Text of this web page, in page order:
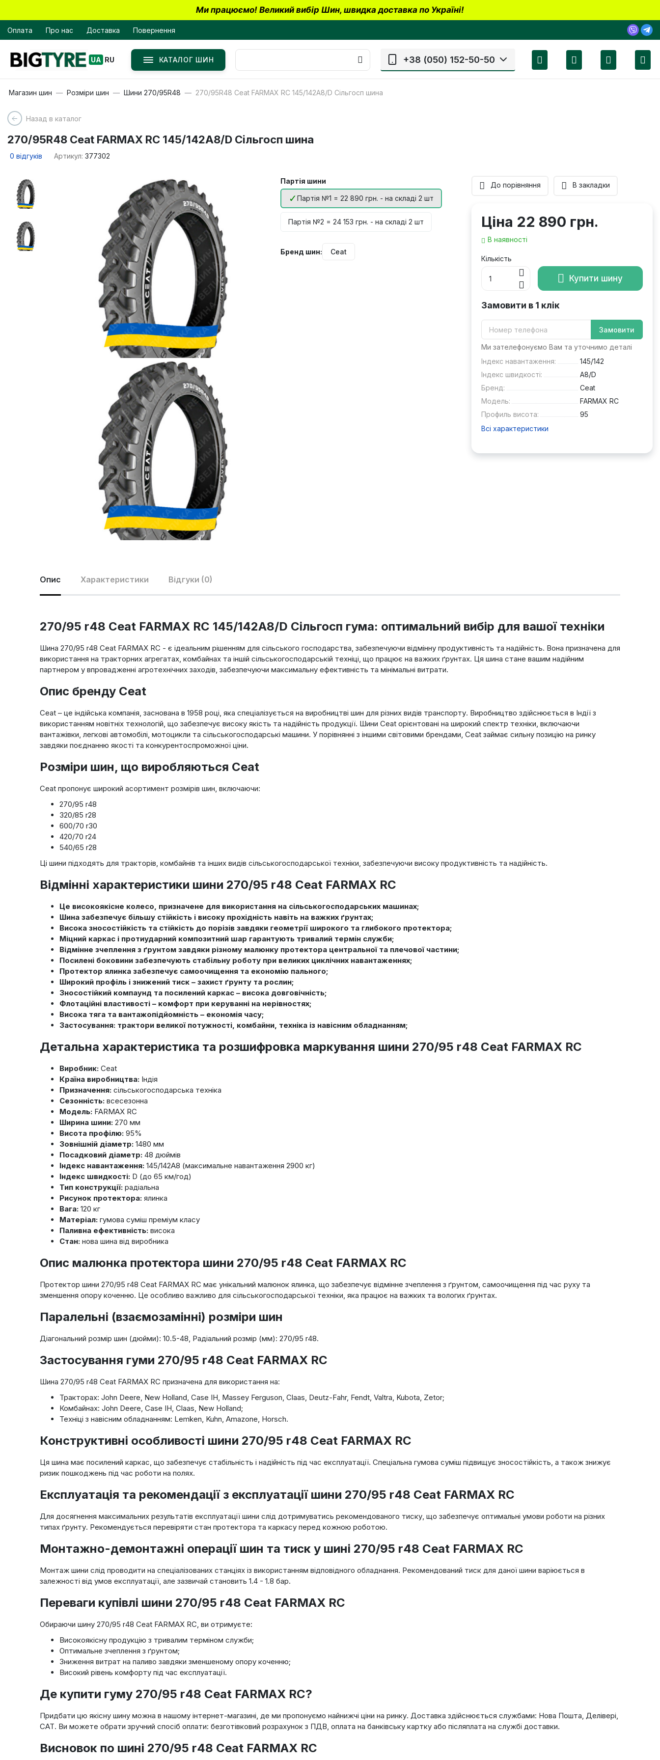
Ми працюємо! Великий вибір Шин, швидка доставка по Україні!
Оплата Про нас Доставка Повернення
UA RU КАТАЛОГ ШИН +38 (050) 152-50-50
Магазин шин Розміри шин Шини 270/95R48 270/95R48 Ceat FARMAX RC 145/142A8/D Сільгосп шина
Назад в каталог
270/95R48 Ceat FARMAX RC 145/142A8/D Сільгосп шина
0 відгуків Артикул: 377302
Партія шини
Партія №1 = 22 890 грн. - на складі 2 шт
Партія №2 = 24 153 грн. - на складі 2 шт
Бренд шин: Ceat
До порівняння В закладки
Ціна 22 890 грн.
В наявності
Кількість
Купити шину
Замовити в 1 клік
Замовити
Ми зателефонуємо Вам та уточнимо деталі
Індекс навантаження:
145/142
Індекс швидкості:
A8/D
Бренд:
Ceat
Модель:
FARMAX RC
Профиль висота:
95
Всі характеристики
Опис Характеристики Відгуки (0)
270/95 r48 Ceat FARMAX RC 145/142A8/D Сільгосп гума: оптимальний вибір для вашої техніки
Шина 270/95 r48 Ceat FARMAX RC - є ідеальним рішенням для сільського господарства, забезпечуючи відмінну продуктивність та надійність. Вона призначена для
використання на тракторних агрегатах, комбайнах та іншій сільськогосподарській техніці, що працює на важких ґрунтах. Ця шина стане вашим надійним
партнером у впровадженні агротехнічних заходів, забезпечуючи максимальну ефективність та мінімальні витрати.
Опис бренду Ceat
Ceat – це індійська компанія, заснована в 1958 році, яка спеціалізується на виробництві шин для різних видів транспорту. Виробництво здійснюється в Індії з
використанням новітніх технологій, що забезпечує високу якість та надійність продукції. Шини Ceat орієнтовані на широкий спектр техніки, включаючи
вантажівки, легкові автомобілі, мотоцикли та сільськогосподарські машини. У порівнянні з іншими світовими брендами, Ceat займає сильну позицію на ринку
завдяки поєднанню якості та конкурентоспроможної ціни.
Розміри шин, що виробляються Ceat
Ceat пропонує широкий асортимент розмірів шин, включаючи:
270/95 r48
320/85 r28
600/70 r30
420/70 r24
540/65 r28
Ці шини підходять для тракторів, комбайнів та інших видів сільськогосподарської техніки, забезпечуючи високу продуктивність та надійність.
Відмінні характеристики шини 270/95 r48 Ceat FARMAX RC
Це високоякісне колесо, призначене для використання на сільськогосподарських машинах;
Шина забезпечує більшу стійкість і високу прохідність навіть на важких ґрунтах;
Висока зносостійкість та стійкість до порізів завдяки геометрії широкого та глибокого протектора;
Міцний каркас і протиударний композитний шар гарантують тривалий термін служби;
Відмінне зчеплення з ґрунтом завдяки різному малюнку протектора центральної та плечової частини;
Посилені боковини забезпечують стабільну роботу при великих циклічних навантаженнях;
Протектор ялинка забезпечує самоочищення та економію пального;
Широкий профіль і знижений тиск – захист ґрунту та рослин;
Зносостійкий компаунд та посилений каркас – висока довговічність;
Флотаційні властивості – комфорт при керуванні на нерівностях;
Висока тяга та вантажопідйомність – економія часу;
Застосування: трактори великої потужності, комбайни, техніка із навісним обладнанням;
Детальна характеристика та розшифровка маркування шини 270/95 r48 Ceat FARMAX RC
Виробник:Ceat
Країна виробництва:Індія
Призначення:сільськогосподарська техніка
Сезонність:всесезонна
Модель:FARMAX RC
Ширина шини:270 мм
Висота профілю:95%
Зовнішній діаметр:1480 мм
Посадковий діаметр:48 дюймів
Індекс навантаження:145/142A8 (максимальне навантаження 2900 кг)
Індекс швидкості:D (до 65 км/год)
Тип конструкції:радіальна
Рисунок протектора:ялинка
Вага:120 кг
Матеріал:гумова суміш преміум класу
Паливна ефективність:висока
Стан:нова шина від виробника
Опис малюнка протектора шини 270/95 r48 Ceat FARMAX RC
Протектор шини 270/95 r48 Ceat FARMAX RC має унікальний малюнок ялинка, що забезпечує відмінне зчеплення з ґрунтом, самоочищення під час руху та
зменшення опору коченню. Це особливо важливо для сільськогосподарської техніки, яка працює на важких та вологих ґрунтах.
Паралельні (взаємозамінні) розміри шин
Діагональний розмір шин (дюйми): 10.5-48, Радіальний розмір (мм): 270/95 r48.
Застосування гуми 270/95 r48 Ceat FARMAX RC
Шина 270/95 r48 Ceat FARMAX RC призначена для використання на:
Тракторах: John Deere, New Holland, Case IH, Massey Ferguson, Claas, Deutz-Fahr, Fendt, Valtra, Kubota, Zetor;
Комбайнах: John Deere, Case IH, Claas, New Holland;
Техніці з навісним обладнанням: Lemken, Kuhn, Amazone, Horsch.
Конструктивні особливості шини 270/95 r48 Ceat FARMAX RC
Ця шина має посилений каркас, що забезпечує стабільність і надійність під час експлуатації. Спеціальна гумова суміш підвищує зносостійкість, а також знижує
ризик пошкоджень під час роботи на полях.
Експлуатація та рекомендації з експлуатації шини 270/95 r48 Ceat FARMAX RC
Для досягнення максимальних результатів експлуатації шини слід дотримуватись рекомендованого тиску, що забезпечує оптимальні умови роботи на різних
типах ґрунту. Рекомендується перевіряти стан протектора та каркасу перед кожною роботою.
Монтажно-демонтажні операції шин та тиск у шині 270/95 r48 Ceat FARMAX RC
Монтаж шини слід проводити на спеціалізованих станціях із використанням відповідного обладнання. Рекомендований тиск для даної шини варіюється в
залежності від умов експлуатації, але зазвичай становить 1.4 - 1.8 бар.
Переваги купівлі шини 270/95 r48 Ceat FARMAX RC
Обираючи шину 270/95 r48 Ceat FARMAX RC, ви отримуєте:
Високоякісну продукцію з тривалим терміном служби;
Оптимальне зчеплення з ґрунтом;
Зниження витрат на паливо завдяки зменшеному опору коченню;
Високий рівень комфорту під час експлуатації.
Де купити гуму 270/95 r48 Ceat FARMAX RC?
Придбати цю якісну шину можна в нашому інтернет-магазині, де ми пропонуємо найнижчі ціни на ринку. Доставка здійснюється службами: Нова Пошта, Делівері,
САТ. Ви можете обрати зручний спосіб оплати: безготівковий розрахунок з ПДВ, оплата на банківську картку або післяплата на службі доставки.
Висновок по шині 270/95 r48 Ceat FARMAX RC